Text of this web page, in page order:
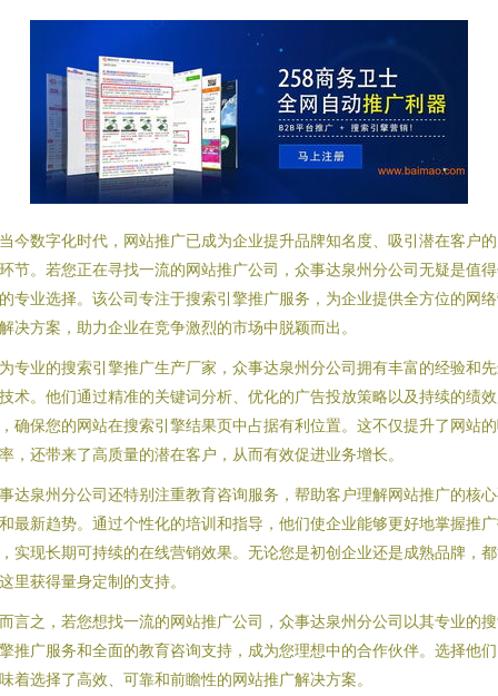
今数字化时代，网站推广已成为企业提升品牌知名度、吸引潜在客户
节。若您正在寻找一流的网站推广公司，众事达泉州分公司无疑是值
专业选择。该公司专注于搜索引擎推广服务，为企业提供全方位的网
决方案，助力企业在竞争激烈的市场中脱颖而出。
专业的搜索引擎推广生产厂家，众事达泉州分公司拥有丰富的经验和
术。他们通过精准的关键词分析、优化的广告投放策略以及持续的绩
确保您的网站在搜索引擎结果页中占据有利位置。这不仅提升了网站
，还带来了高质量的潜在客户，从而有效促进业务增长。
达泉州分公司还特别注重教育咨询服务，帮助客户理解网站推广的核
最新趋势。通过个性化的培训和指导，他们使企业能够更好地掌握推
实现长期可持续的在线营销效果。无论您是初创企业还是成熟品牌，
里获得量身定制的支持。
言之，若您想找一流的网站推广公司，众事达泉州分公司以其专业的
推广服务和全面的教育咨询支持，成为您理想中的合作伙伴。选择他
着选择了高效、可靠和前瞻性的网站推广解决方案。